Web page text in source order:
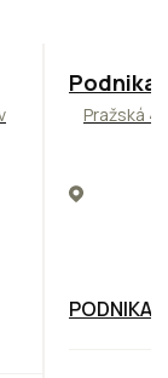
Pražská